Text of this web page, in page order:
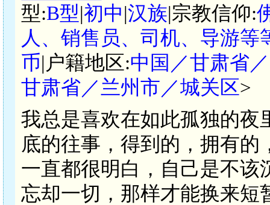
型:B型|初中|汉族|宗教信仰:
人、销售员、司机、导游等
币|户籍地区:中国／甘肃省
甘肃省／兰州市／城关区>
我总是喜欢在如此孤独的夜
底的往事，得到的，拥有
一直都很明白，自己是不该
忘却一切，那样才能换来短